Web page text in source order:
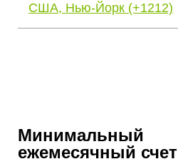
США, Нью-Йорк (+1212)
Минимальный
ежемесячный счет